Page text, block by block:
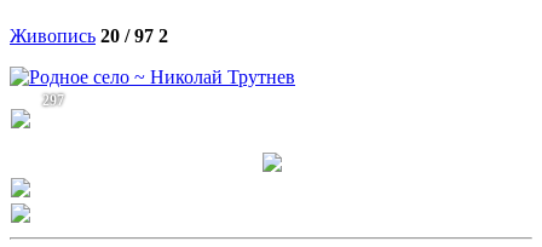
Живопись 20 / 97 2
297